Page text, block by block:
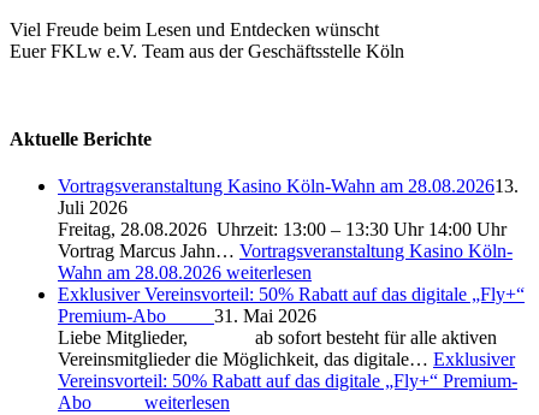
Viel Freude beim Lesen und Entdecken wünscht
Euer FKLw e.V. Team aus der Geschäftsstelle Köln
Aktuelle Berichte
Vortragsveranstaltung Kasino Köln-Wahn am 28.08.202613.
Juli 2026
Freitag, 28.08.2026 Uhrzeit: 13:00 – 13:30 Uhr 14:00 Uhr
Vortrag Marcus Jahn… Vortragsveranstaltung Kasino Köln-
Wahn am 28.08.2026 weiterlesen
Exklusiver Vereinsvorteil: 50% Rabatt auf das digitale „Fly+“
Premium-Abo 31. Mai 2026
Liebe Mitglieder, ab sofort besteht für alle aktiven
Vereinsmitglieder die Möglichkeit, das digitale… Exklusiver
Vereinsvorteil: 50% Rabatt auf das digitale „Fly+“ Premium-
Abo weiterlesen